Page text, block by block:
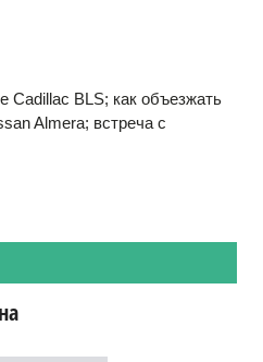
Cadillac BLS; как объезжать
Almera; встреча с